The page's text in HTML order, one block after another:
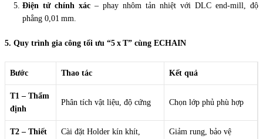
Điện tử chính xác – phay nhôm tản nhiệt với DLC end‑mill, độ
phẳng 0,01 mm.
5. Quy trình gia công tối ưu “5 x T” cùng ECHAIN
Bước Thao tác Kết quả
T1 – Thẩm
định
Phân tích vật liệu, độ cứng Chọn lớp phủ phù hợp
T2 – Thiết
Cài đặt Holder kín khít,
Giảm rung, bảo vệ